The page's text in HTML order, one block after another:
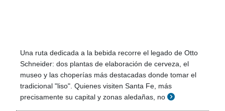
Una ruta dedicada a la bebida recorre el legado de Otto
Schneider: dos plantas de elaboración de cerveza, el
museo y las choperías más destacadas donde tomar el
tradicional "liso". Quienes visiten Santa Fe, más
precisamente su capital y zonas aledañas, no